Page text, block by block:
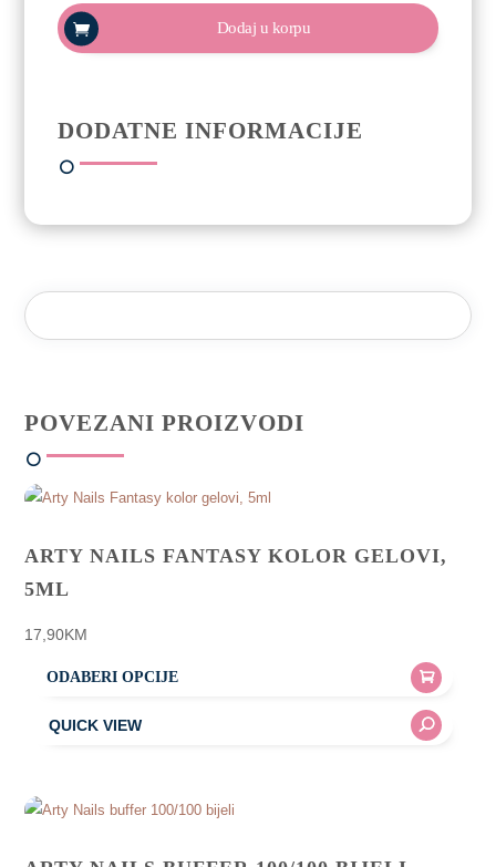
Trajni
lak
10ml
Zone
količina
Dodaj u korpu
DODATNE INFORMACIJE
POVEZANI PROIZVODI
ARTY NAILS FANTASY KOLOR GELOVI,
5ML
17,90KM
ODABERI OPCIJE
product
multiple